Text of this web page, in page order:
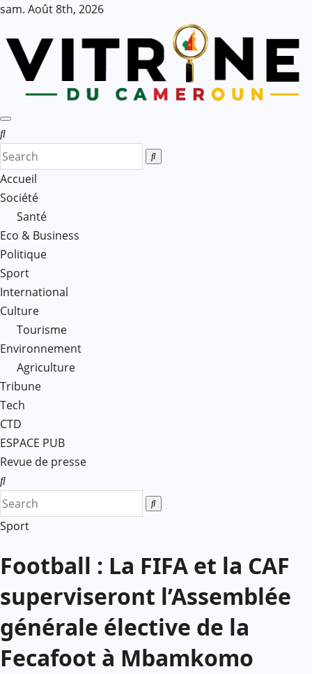
Skip
content
sam. Août 8th, 2026
Accueil
Société
Santé
Eco & Business
Politique
Sport
International
Culture
Tourisme
Environnement
Agriculture
Tribune
Tech
CTD
ESPACE PUB
Revue de presse
Sport
Football : La FIFA et la CAF
superviseront l’Assemblée
générale élective de la
Fecafoot à Mbamkomo